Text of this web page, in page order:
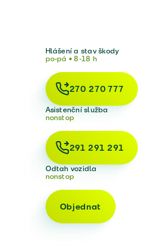
Hlášení a stav škody
po-pá • 8-18 h
270 270 777
Asistenční služba
nonstop
291 291 291
Odtah vozidla
nonstop
Objednat